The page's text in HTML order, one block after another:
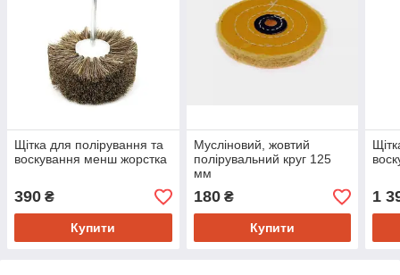
Щітка для полірування та
воскування менш жорстка
390 ₴
Купити
Мусліновий, жовтий
полірувальний круг 125
мм
180₴
Купити
1